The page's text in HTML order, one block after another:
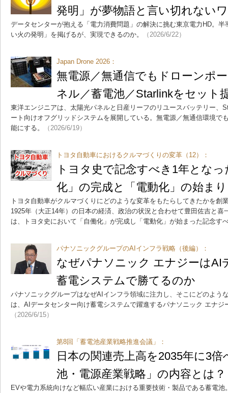
発明」が夢物語と言い切れない
データセンターが抱える「電力消費問題」の解決に挑む東京電力HD。
い火の発明」を掲げるが、実現できるのか。
（2026/6/22）
Japan Drone 2026：
無電源／無通信でもドローンポ
ネル／蓄電池／Starlinkをセット
東洋エンジニアは、太陽光パネルと日産リーフのリユースバッテリー、
ート向けオフグリッドシステムを展開している。無電源／無通信環境で
能にする。
（2026/6/19）
トヨタ自動車におけるクルマづくりの変革（12）：
トヨタ史で記念すべき1年とな
化」の完成と「電動化」の始まり
トヨタ自動車がクルマづくりにどのような変革をもたらしてきたかを創
1925年（大正14年）の日本の経済、政治の状況と合わせて豊田佐吉と喜
は、トヨタ史において「自働化」が完成し「電動化」が始まった記念す
パナソニックグループのAIインフラ戦略（後編）：
なぜパナソニック エナジーはAI
蓄電システムで勝てるのか
パナソニックグループはなぜAIインフラ領域に注力し、そこにどのよう
は、AIデータセンター向け蓄電システムで躍進するパナソニック エナジ
（2026/6/15）
第8回「蓄電池産業戦略推進会議」：
日本の関連売上高を2035年に3
池・電源産業戦略」の内容とは？
EVや電力系統向けなど幅広い産業における重要技術・製品である蓄電